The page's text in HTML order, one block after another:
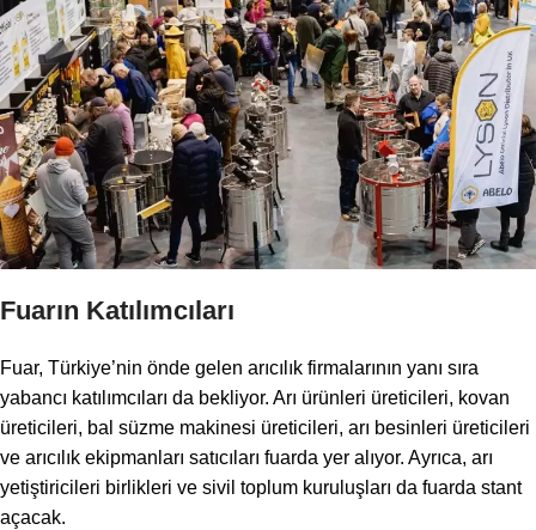
Fuarın Katılımcıları
Fuar, Türkiye’nin önde gelen arıcılık firmalarının yanı sıra
yabancı katılımcıları da bekliyor. Arı ürünleri üreticileri, kovan
üreticileri, bal süzme makinesi üreticileri, arı besinleri üreticileri
ve arıcılık ekipmanları satıcıları fuarda yer alıyor. Ayrıca, arı
yetiştiricileri birlikleri ve sivil toplum kuruluşları da fuarda stant
açacak.